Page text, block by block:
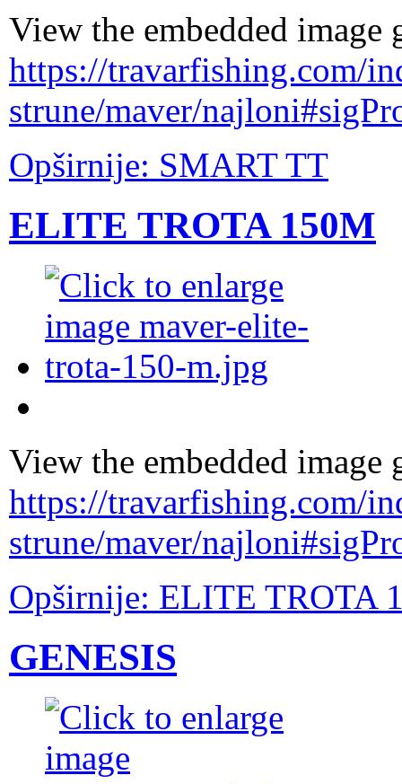
View the embedded image
https://travarfishing.com/
strune/maver/
Opširnije: SMART TT
ELITE TROTA 150M
View the embedded image
https://travarfishing.com/
strune/maver/
Opširnije: ELITE TROTA
GENESIS